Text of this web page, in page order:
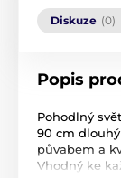
Diskuze (0)
Popis
Pohodlný
90 cm
půvabem a
Vhodný ke